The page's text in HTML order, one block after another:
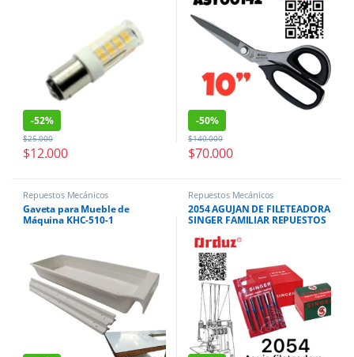
-52%
$12.000
$25.000
-50%
$70.000
$140.000
Repuestos Mecánicos
Gaveta para Mueble de
Máquina KHC-510-1
Repuestos Mecánicos
2054 AGUJAN DE FILETEADORA
SINGER FAMILIAR REPUESTOS